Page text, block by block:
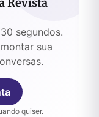
segundos.
sua
quiser.